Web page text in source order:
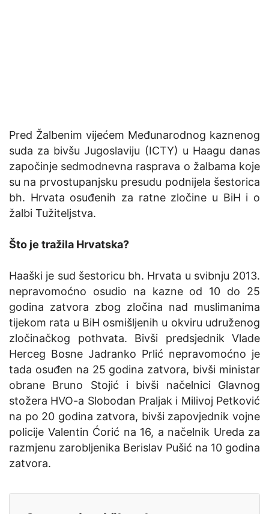
Pred Žalbenim vijećem Međunarodnog kaznenog
suda za bivšu Jugoslaviju (ICTY) u Haagu danas
započinje sedmodnevna rasprava o žalbama koje
su na prvostupanjsku presudu podnijela šestorica
bh. Hrvata osuđenih za ratne zločine u BiH i o
žalbi Tužiteljstva.
Što je tražila Hrvatska?
Haaški je sud šestoricu bh. Hrvata u svibnju 2013.
nepravomoćno osudio na kazne od 10 do 25
godina zatvora zbog zločina nad muslimanima
tijekom rata u BiH osmišljenih u okviru udruženog
zločinačkog pothvata. Bivši predsjednik Vlade
Herceg Bosne Jadranko Prlić nepravomoćno je
tada osuđen na 25 godina zatvora, bivši ministar
obrane Bruno Stojić i bivši načelnici Glavnog
stožera HVO-a Slobodan Praljak i Milivoj Petković
na po 20 godina zatvora, bivši zapovjednik vojne
policije Valentin Ćorić na 16, a načelnik Ureda za
razmjenu zarobljenika Berislav Pušić na 10 godina
zatvora.